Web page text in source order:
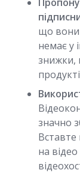
що вони
немає у
знижки,
значно
Вставте
на